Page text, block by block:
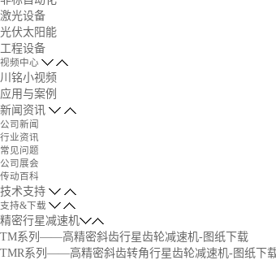
激光设备
光伏太阳能
工程设备
视频中心
川铭小视频
应用与案例
新闻资讯
公司新闻
行业资讯
常见问题
公司展会
传动百科
技术支持
支持&下载
精密行星减速机
TM系列——高精密斜齿行星齿轮减速机-图纸下载
TMR系列——高精密斜齿转角行星齿轮减速机-图纸下